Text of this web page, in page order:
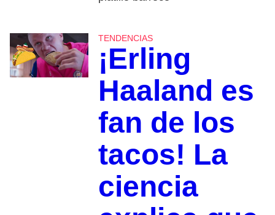
TENDENCIAS
¡Erling
Haaland es
fan de los
tacos! La
ciencia